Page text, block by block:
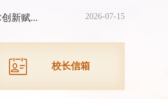
2026-07-15
新赋...
校长信箱